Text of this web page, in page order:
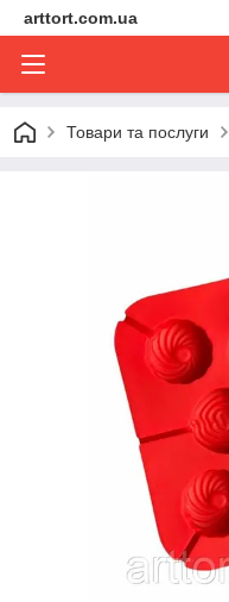
arttort.com.ua
Товари та послуги